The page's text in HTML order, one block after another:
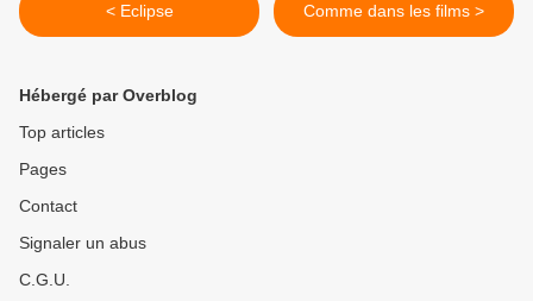
< Eclipse Comme dans les films >
Hébergé par Overblog
Top articles
Pages
Contact
Signaler un abus
C.G.U.